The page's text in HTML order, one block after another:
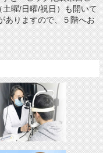
曜/日曜/祝日）も開いて
ありますので、５階へお